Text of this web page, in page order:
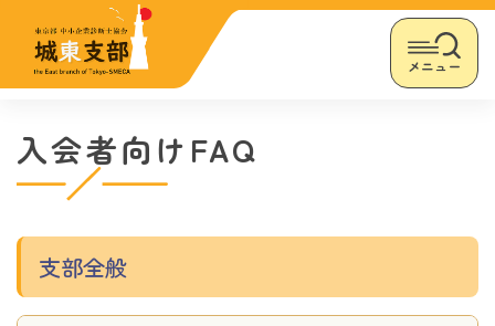
メニュー
入会者向けFAQ
支部全般